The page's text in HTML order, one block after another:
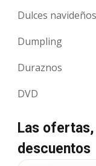
Dulces navideños
Dumpling
Duraznos
DVD
Las
descuentos